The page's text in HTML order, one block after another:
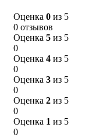
Оценка 0 из 5
0 отзывов
Оценка 5 из 5
0
Оценка 4 из 5
0
Оценка 3 из 5
0
Оценка 2 из 5
0
Оценка 1 из 5
0